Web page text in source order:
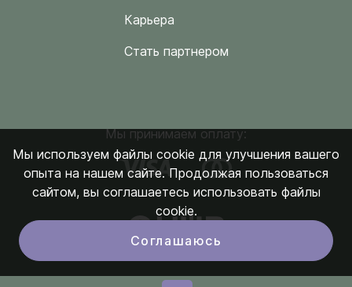
Карьера
Стать партнером
Мы принимаем оплату:
Мы используем файлы cookie для улучшения вашего
опыта на нашем сайте. Продолжая пользоваться
сайтом, вы соглашаетесь использовать файлы
cookie.
Соглашаюсь